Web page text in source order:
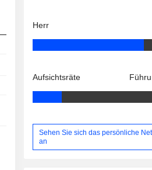
Herr
Aufsichtsräte
Sehen Sie sich das persönliche
an